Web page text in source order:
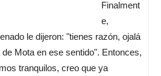
Finalment
e,
le dijeron: "tienes razón, ojalá
Mota en ese sentido". Entonces,
tranquilos, creo que ya